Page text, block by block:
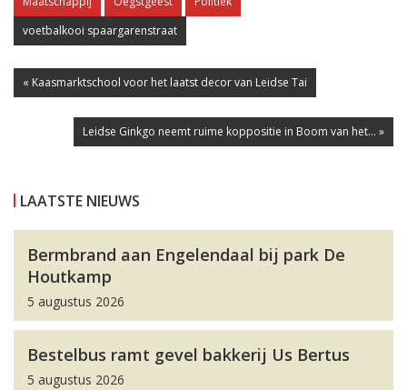
voetbalkooi spaargarenstraat
« Kaasmarktschool voor het laatst decor van Leidse Tai
Leidse Ginkgo neemt ruime koppositie in Boom van het... »
LAATSTE NIEUWS
Bermbrand aan Engelendaal bij park De
Houtkamp
5 augustus 2026
Bestelbus ramt gevel bakkerij Us Bertus
5 augustus 2026